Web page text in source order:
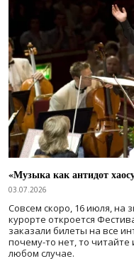
«Музыка как антидот
03.07.2026
Совсем скоро, 16 июля, на
курорте откроется
заказали билеты на все
почему-то нет, то
любом случае.